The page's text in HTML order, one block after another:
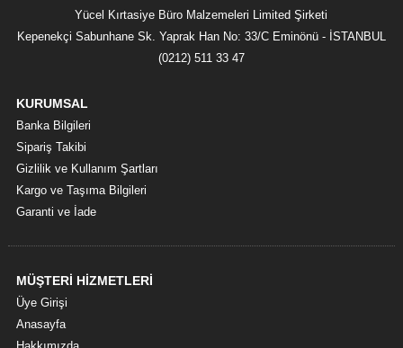
Yücel Kırtasiye Büro Malzemeleri Limited Şirketi
Kepenekçi Sabunhane Sk. Yaprak Han No: 33/C Eminönü - İSTANBUL
(0212) 511 33 47
KURUMSAL
Banka Bilgileri
Sipariş Takibi
Gizlilik ve Kullanım Şartları
Kargo ve Taşıma Bilgileri
Garanti ve İade
MÜŞTERİ HİZMETLERİ
Üye Girişi
Anasayfa